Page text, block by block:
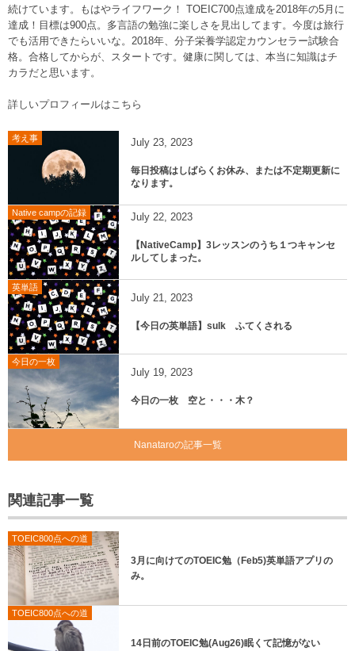
続けています。もはやライフワーク！ TOEIC700点達成を2018年の5月に
達成！目標は900点。多言語の勉強に楽しさを見出してます。今度は旅行
でも活用できたらいいな。2018年、分子栄養学認定カウンセラー試験合
格。合格してからが、スタートです。健康に関しては、本当に知識はチ
カラだと思います。
詳しいプロフィールはこちら
考え事 July 23 2023
毎日投稿はしばらくお休み、または不定期更新に
なります。
Native campの記録 July 22 2023
【NativeCamp】3レッスンのうち１つキャンセ
ルしてしまった。
英単語
July 21 2023
【今日の英単語】sulk ふてくされる
今日の一枚
July 19 2023
今日の一枚 空と・・・木？
Nanataroの記事一覧
関連記事一覧
TOEIC800点への道
3月に向けてのTOEIC勉（Feb5)英単語アプリの
み。
TOEIC800点への道
14日前のTOEIC勉(Aug26)眠くて記憶がない